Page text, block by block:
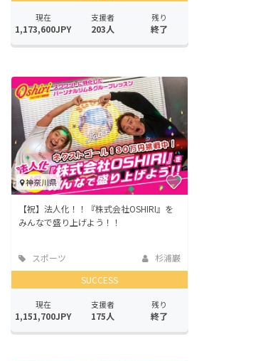
現在
1,173,600JPY
支援者
203人
残り
終了
神奈川県
【祝】法人化！！『株式会社OSHIRI』を
みんなで盛り上げよう！！
スポーツ
杉浦巌
SUCCESS
現在
1,151,700JPY
支援者
175人
残り
終了